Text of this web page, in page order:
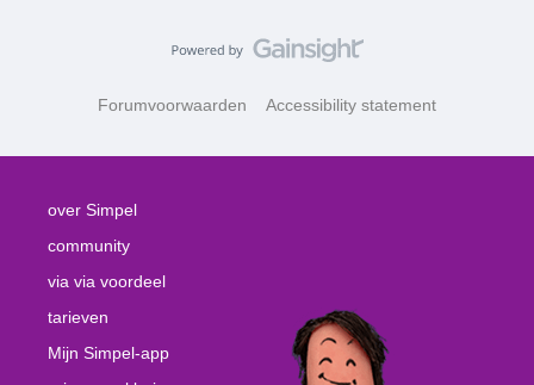
Forumvoorwaarden Accessibility statement
over Simpel
community
via via voordeel
tarieven
Mijn Simpel-app